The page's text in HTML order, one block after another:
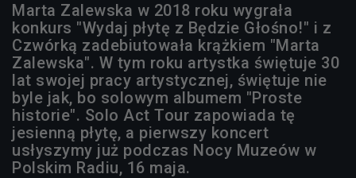
Marta Zalewska w 2018 roku wygrała
konkurs "Wydaj płytę z Będzie Głośno!" i z
Czwórką zadebiutowała krążkiem "Marta
Zalewska". W tym roku artystka świętuje 30
lat swojej pracy artystycznej, świętuje nie
byle jak, bo solowym albumem "Proste
historie". Solo Act Tour zapowiada tę
jesienną płytę, a pierwszy koncert
usłyszymy już podczas Nocy Muzeów w
Polskim Radiu, 16 maja.